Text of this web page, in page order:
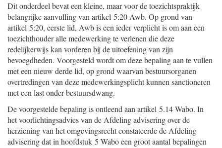
Dit onderdeel bevat een kleine, maar voor de toezichtspraktijk
belangrijke aanvulling van artikel 5:20 Awb. Op grond van
artikel 5:20, eerste lid, Awb is een ieder verplicht is om aan een
toezichthouder alle medewerking te verlenen die deze
redelijkerwijs kan vorderen bij de uitoefening van zijn
bevoegdheden. Voorgesteld wordt om deze bepaling aan te vullen
met een nieuw derde lid, op grond waarvan bestuursorganen
overtredingen van deze medewerkingsplicht kunnen sanctioneren
met een last onder bestuursdwang.
De voorgestelde bepaling is ontleend aan artikel 5.14 Wabo. In
het voorlichtingsadvies van de Afdeling advisering over de
herziening van het omgevingsrecht constateerde de Afdeling
advisering dat in hoofdstuk 5 Wabo een groot aantal bepalingen